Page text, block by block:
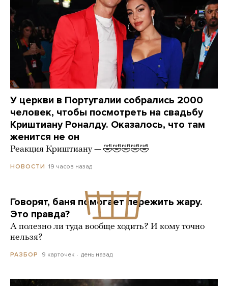
У церкви в Португалии собрались 2000
человек, чтобы посмотреть на свадьбу
Криштиану Роналду. Оказалось, что там
женится не он
Реакция Криштиану — 🤣🤣🤣🤣🤣
НОВОСТИ 19 часов назад
Говорят, баня помогает пережить жару.
Это правда?
А полезно ли туда вообще ходить? И кому точно
нельзя?
РАЗБОР 9 карточек день назад